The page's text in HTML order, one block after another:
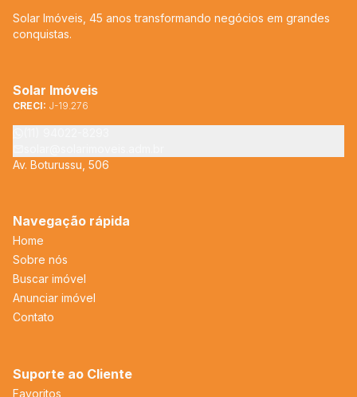
Solar Imóveis, 45 anos transformando negócios em grandes
conquistas.
Solar Imóveis
CRECI: J-19.276
Av. Boturussu, 506
Navegação rápida
Home
Sobre nós
Buscar imóvel
Anunciar imóvel
Contato
Suporte ao Cliente
Favoritos